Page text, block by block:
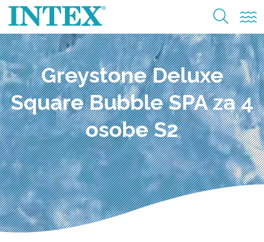
Greystone Deluxe
Square Bubble SPA za 4
osobe S2